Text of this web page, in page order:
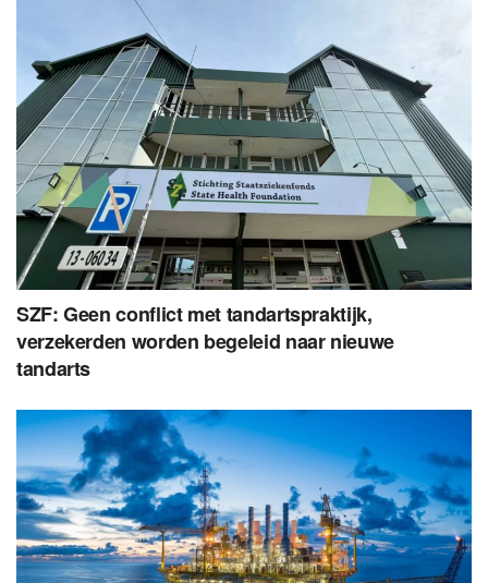
SZF: Geen conflict met tandartspraktijk,
verzekerden worden begeleid naar nieuwe
tandarts